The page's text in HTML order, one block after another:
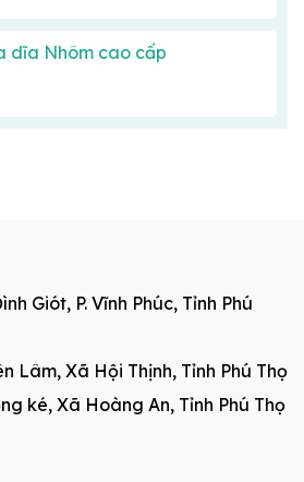
dĩa Nhôm cao cấp
Giót, P. Vĩnh Phúc, Tỉnh Phú
Lâm, Xã Hội Thịnh, Tỉnh Phú Thọ
ké, Xã Hoàng An, Tỉnh Phú Thọ